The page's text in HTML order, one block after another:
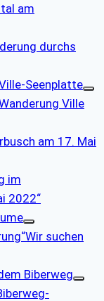
am
durchs
Seenplatte
Ville
am 17. Mai
im
2022“
suchen
Biberweg